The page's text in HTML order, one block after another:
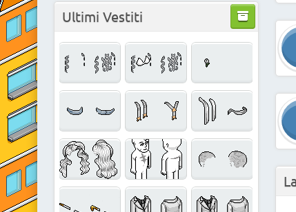
Ultimi Vestiti